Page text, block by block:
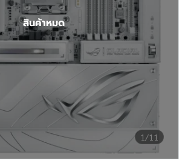
1/11
สินค้าหมด